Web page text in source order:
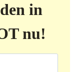
in
nu!